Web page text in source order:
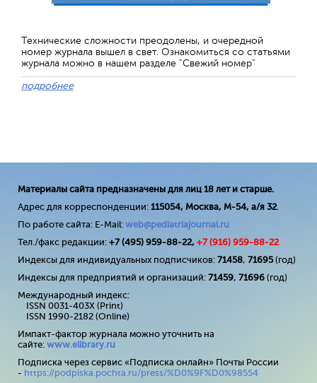
Технические сложности преодолены, и очередной
номер журнала вышел в свет. Ознакомиться со статьями
журнала можно в нашем разделе "Свежий номер"
подробнее
Материалы сайта предназначены для лиц 18 лет и старше.
Адрес для корреспонденции: 115054, Москва, М-54, а/я 32.
По работе сайта: E-Mail: web@pediatriajournal.ru
Тел./факс редакции: +7 (495) 959-88-22, +7 (916) 959-88-22
Индексы для индивидуальных подписчиков: 71458, 71695(год)
Индексы для предприятий и организаций: 71459, 71696 (год)
Международный индекс:
ISSN 0031-403X (Print)
ISSN 1990-2182 (Online)
Импакт-фактор журнала можно уточнить на
сайте: www.elibrary.ru
Подписка через сервис «Подписка онлайн» Почты России
- https://podpiska.pochta.ru/press/%D0%9F%D0%98554